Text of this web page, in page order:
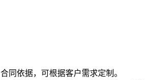
同依据，可根据客户需求定制。